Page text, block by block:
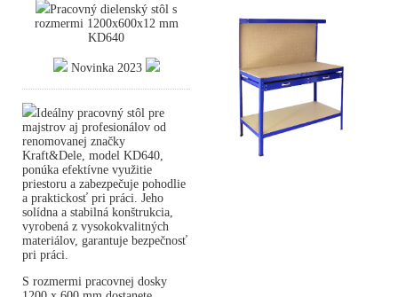
Pracovný dielenský stôl s
rozmermi 1200x600x12 mm
KD640
Novinka 2023
Ideálny pracovný stôl pre
majstrov aj profesionálov od
renomovanej značky
Kraft&Dele, model KD640,
ponúka efektívne využitie
priestoru a zabezpečuje pohodlie
a praktickosť pri práci. Jeho
solídna a stabilná konštrukcia,
vyrobená z vysokokvalitných
materiálov, garantuje bezpečnosť
pri práci.
S rozmermi pracovnej dosky